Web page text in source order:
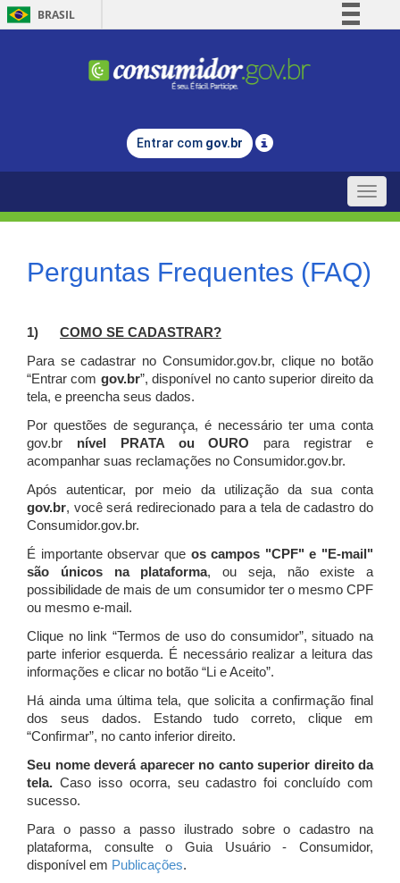
BRASIL
Comunica BR
Legislação
Entrar com gov.br
Toggle
Perguntas Frequentes (FAQ)
1) COMO SE CADASTRAR?
Para se cadastrar no Consumidor.gov.br, clique no botão
“Entrar com gov.br”, disponível no canto superior direito da
tela, e preencha seus dados.
Por questões de segurança, é necessário ter uma conta
gov.br nível PRATA ou OURO para registrar e
acompanhar suas reclamações no Consumidor.gov.br.
Após autenticar, por meio da utilização da sua conta
gov.br, você será redirecionado para a tela de cadastro do
Consumidor.gov.br.
É importante observar que os campos "CPF" e "E-mail"
são únicos na plataforma, ou seja, não existe a
possibilidade de mais de um consumidor ter o mesmo CPF
ou mesmo e-mail.
Clique no link “Termos de uso do consumidor”, situado na
parte inferior esquerda. É necessário realizar a leitura das
informações e clicar no botão “Li e Aceito”.
Há ainda uma última tela, que solicita a confirmação final
dos seus dados. Estando tudo correto, clique em
“Confirmar”, no canto inferior direito.
Seu nome deverá aparecer no canto superior direito da
tela. Caso isso ocorra, seu cadastro foi concluído com
sucesso.
Para o passo a passo ilustrado sobre o cadastro na
plataforma, consulte o Guia Usuário - Consumidor,
disponível em Publicações.